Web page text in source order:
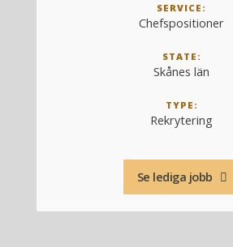
SERVICE:
Chefspositioner
STATE:
Skånes län
TYPE:
Rekrytering
Se lediga jobb